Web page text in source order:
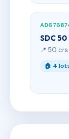
SDC 50
📍 50
🏠 4